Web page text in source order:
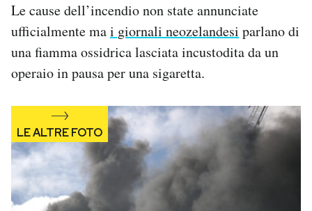
Le cause dell’incendio non state annunciate
ufficialmente mai giornali neozelandesi parlano di
una fiamma ossidrica lasciata incustodita da un
operaio in pausa per una sigaretta.